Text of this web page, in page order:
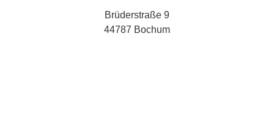
Brüderstraße 9
44787 Bochum